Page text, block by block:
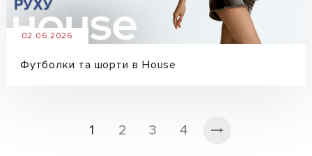
02.06.2026
Футболки та шорти в House
1 2 3 4